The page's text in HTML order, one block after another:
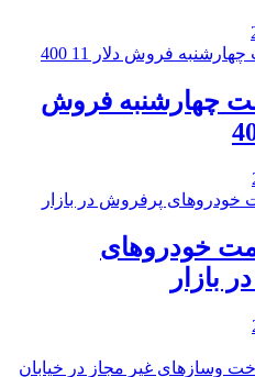
چهارشنبه فروش
خودرو‌های
بازار